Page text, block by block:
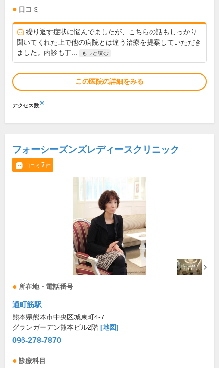
口コミ
繰り返す症状に悩んでましたが、こちらの話もしっかり
聞いてくれた上で他の病院とは違う治療を提案していただき
ました。内診も丁...
もっと読む
この医院の詳細をみる
アクセス数※
フォーシーズンズレディースクリニック
口コミ 7件
所在地・電話番号
通町筋駅
熊本県熊本市中央区城東町4-7
グランガーデン熊本ビル2階 [地図]
096-278-7870
診療科目